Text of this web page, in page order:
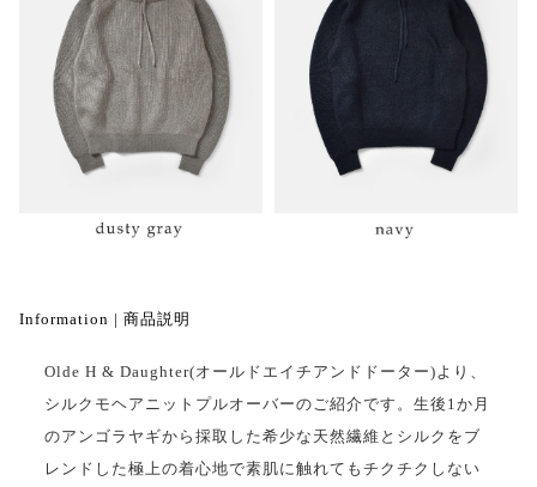
Information | 商品説明
Olde H & Daughter(オールドエイチアンドドーター)より、
シルクモヘアニットプルオーバーのご紹介です。生後1か月
のアンゴラヤギから採取した希少な天然繊維とシルクをブ
レンドした極上の着心地で素肌に触れてもチクチクしない